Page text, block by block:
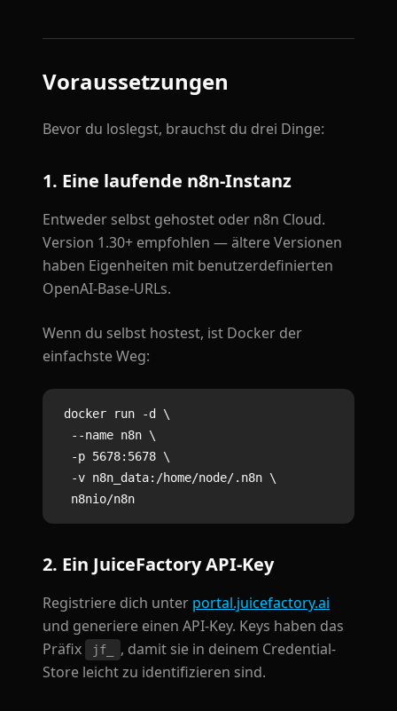
Voraussetzungen
Bevor du loslegst, brauchst du drei Dinge:
1. Eine laufende n8n-Instanz
Entweder selbst gehostet oder n8n Cloud.
Version 1.30+ empfohlen — ältere Versionen
haben Eigenheiten mit benutzerdefinierten
OpenAI-Base-URLs.
Wenn du selbst hostest, ist Docker der
einfachste Weg:
docker run -d \
  --name n8n \
  -p 5678:5678 \
  -v n8n_data:/home/node/.n8n \
2. Ein JuiceFactory API-Key
Registriere dich unter portal.juicefactory.ai
und generiere einen API-Key. Keys haben das
Präfix
jf_
, damit sie in deinem Credential-
Store leicht zu identifizieren sind.